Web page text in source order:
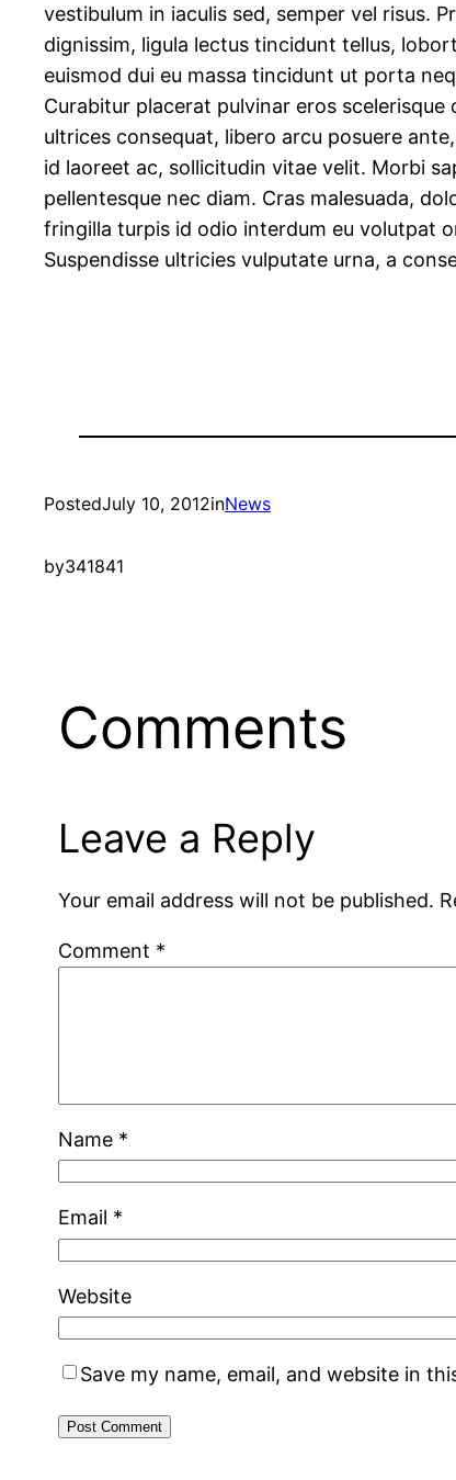
vestibulum in iaculis sed, semper vel risus.
dignissim, ligula lectus tincidunt tellus,
euismod dui eu massa tincidunt ut porta
Curabitur placerat pulvinar eros
ultrices consequat, libero arcu posuere
id laoreet ac, sollicitudin vitae velit. Morbi
pellentesque nec diam. Cras malesuada,
fringilla turpis id odio interdum eu volutpat
Suspendisse ultricies vulputate urna, a
PostedJuly 10, 2012inNews
by341841
Comments
Leave a Reply
Your email address will not be published.
Comment *
Name *
Email *
Website
Save my name, email, and website in